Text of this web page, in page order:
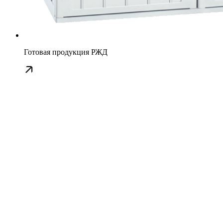
Готовая продукция РЖД